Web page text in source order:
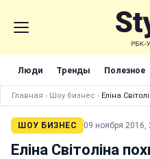
Люди Тренды Полезное
Главная › Шоу бизнес › Еліна
ШОУ БИЗНЕС 09 ноября 2016,
Еліна Світоліна